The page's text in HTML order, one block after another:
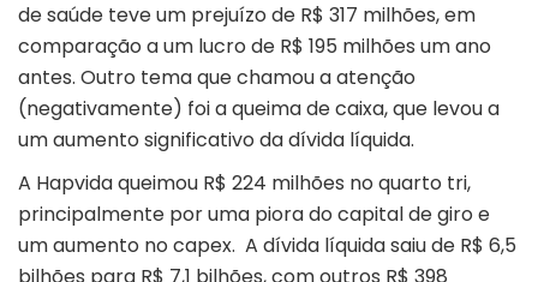
de saúde teve um prejuízo de R$ 317 milhões, em
comparação a um lucro de R$ 195 milhões um ano
antes. Outro tema que chamou a atenção
(negativamente) foi a queima de caixa, que levou a
um aumento significativo da dívida líquida.
A Hapvida queimou R$ 224 milhões no quarto tri,
principalmente por uma piora do capital de giro e
um aumento no capex. A dívida líquida saiu de R$ 6,5